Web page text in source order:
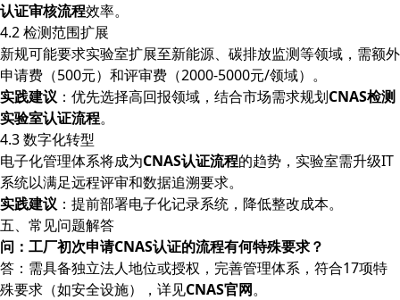
认证审核流程效率。
4.2 检测范围扩展
新规可能要求实验室扩展至新能源、碳排放监测等领域，需额外
申请费（500元）和评审费（2000-5000元/领域）。
实践建议 ：优先选择高回报领域，结合市场需求规划CNAS检测
实验室认证流程。
4.3 数字化转型
电子化管理体系将成为CNAS认证流程的趋势，实验室需升级IT
系统以满足远程评审和数据追溯要求。
实践建议 ：提前部署电子化记录系统，降低整改成本。
五、常见问题解答
问：工厂初次申请CNAS认证的流程有何特殊要求？
答：需具备独立法人地位或授权，完善管理体系，符合17项特
殊要求（如安全设施），详见CNAS官网。